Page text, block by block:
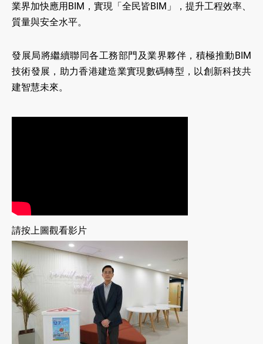
業界加快應用BIM，實現「全民皆BIM」，提升工程效率、
質量與安全水平。
發展局將繼續聯同各工務部門及業界夥伴，積極推動BIM
技術發展，助力香港建造業實現數碼轉型，以創新科技共
建智慧未來。
請按上圖觀看影片